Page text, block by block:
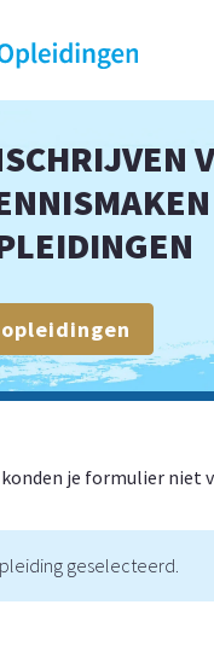
konden je formulier niet
geselecteerd.